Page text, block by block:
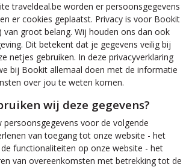
traveldeal.be worden er persoonsgegevens
er cookies geplaatst. Privacy is voor Bookit
van groot belang. Wij houden ons dan ook
Dit betekent dat je gegevens veilig bij
netjes gebruiken. In deze privacyverklaring
bij Bookit allemaal doen met de informatie
over jou te weten komen.
wij deze gegevens?
persoonsgegevens voor de volgende
van toegang tot onze website - het
functionaliteiten op onze website - het
van overeenkomsten met betrekking tot de